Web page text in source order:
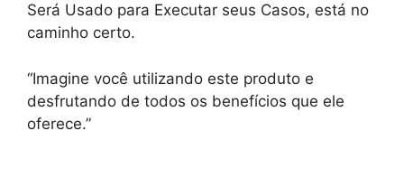
Será Usado para Executar seus Casos, está no
caminho certo.
“Imagine você utilizando este produto e
desfrutando de todos os benefícios que ele
oferece.”